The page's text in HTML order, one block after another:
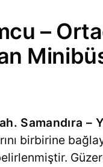
–
Samandıra –
birbirine